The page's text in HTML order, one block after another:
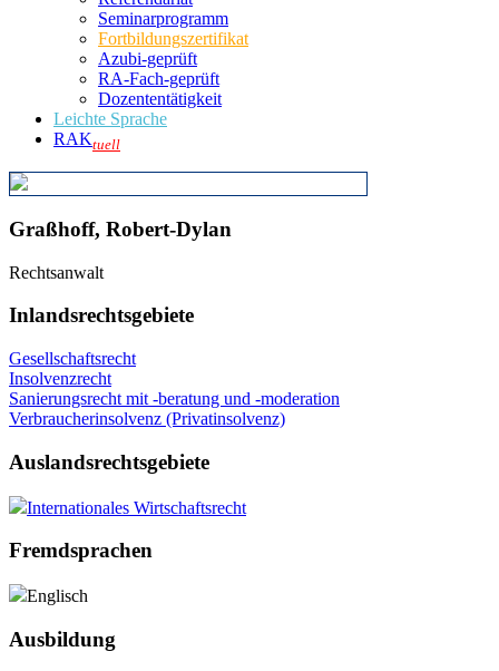
Seminarprogramm
Fortbildungszertifikat
Azubi-geprüft
RA-Fach-geprüft
Dozententätigkeit
Leichte Sprache
RAKtuell
Graßhoff, Robert-Dylan
Rechtsanwalt
Inlandsrechtsgebiete
Gesellschaftsrecht
Insolvenzrecht
Sanierungsrecht mit -beratung und -moderation
Verbraucherinsolvenz (Privatinsolvenz)
Auslandsrechtsgebiete
Internationales Wirtschaftsrecht
Fremdsprachen
Englisch
Ausbildung